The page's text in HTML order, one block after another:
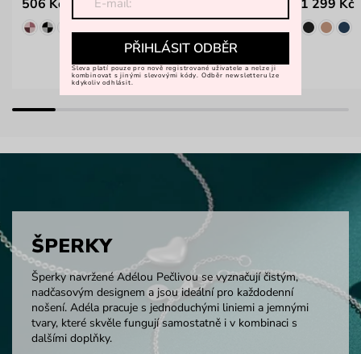
506 Kč 649 Kč 1 299 Kč
ŠPERKY
Šperky navržené Adélou Pečlivou se vyznačují čistým,
nadčasovým designem a jsou ideální pro každodenní
nošení. Adéla pracuje s jednoduchými liniemi a jemnými
tvary, které skvěle fungují samostatně i v kombinaci s
dalšími doplňky.
PŘIHLÁSIT ODBĚR
Sleva platí pouze pro nově registrované uživatele a nelze ji
kombinovat s jinými slevovými kódy. Odběr newsletteru lze
kdykoliv odhlásit.